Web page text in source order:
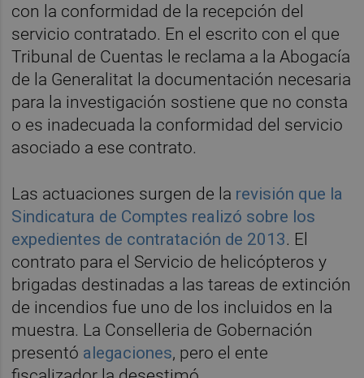
con la conformidad de la recepción del
servicio contratado. En el escrito con el que
Tribunal de Cuentas le reclama a la Abogacía
de la Generalitat la documentación necesaria
para la investigación sostiene que no consta
o es inadecuada la conformidad del servicio
asociado a ese contrato.
Las actuaciones surgen de la revisión que la
Sindicatura de Comptes realizó sobre los
expedientes de contratación de 2013. El
contrato para el Servicio de helicópteros y
brigadas destinadas a las tareas de extinción
de incendios fue uno de los incluidos en la
muestra. La Conselleria de Gobernación
presentó alegaciones, pero el ente